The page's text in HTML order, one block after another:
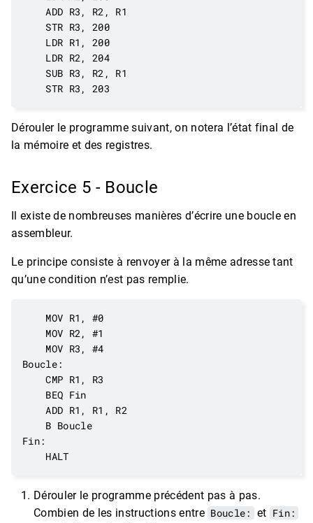
    STR R3, 200
    LDR R1, 200
    LDR R2, 204
Dérouler le programme suivant, on notera l’état final de
la mémoire et des registres.
Exercice 5 - Boucle
Il existe de nombreuses manières d’écrire une boucle en
assembleur.
Le principe consiste à renvoyer à la même adresse tant
qu’une condition n’est pas remplie.
    ADD R1, R1, R2
    B Boucle
Dérouler le programme précédent pas à pas.
Combien de les instructions entre Boucle: et Fin: